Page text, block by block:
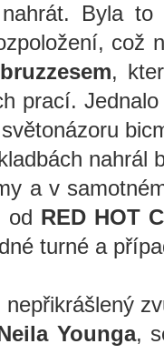
Byla to
což
,
prací.
nahrál
a v
od RED HOT
turné a
Younga,